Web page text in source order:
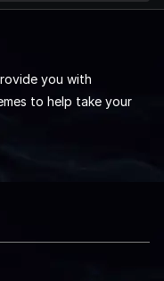
you with
to help take your